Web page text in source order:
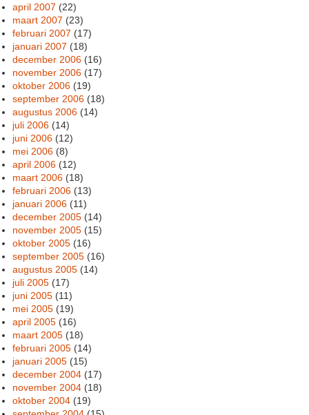
april 2007 (22)
maart 2007 (23)
februari 2007 (17)
januari 2007 (18)
december 2006 (16)
november 2006 (17)
oktober 2006 (19)
september 2006 (18)
augustus 2006 (14)
juli 2006 (14)
juni 2006 (12)
mei 2006 (8)
april 2006 (12)
maart 2006 (18)
februari 2006 (13)
januari 2006 (11)
december 2005 (14)
november 2005 (15)
oktober 2005 (16)
september 2005 (16)
augustus 2005 (14)
juli 2005 (17)
juni 2005 (11)
mei 2005 (19)
april 2005 (16)
maart 2005 (18)
februari 2005 (14)
januari 2005 (15)
december 2004 (17)
november 2004 (18)
oktober 2004 (19)